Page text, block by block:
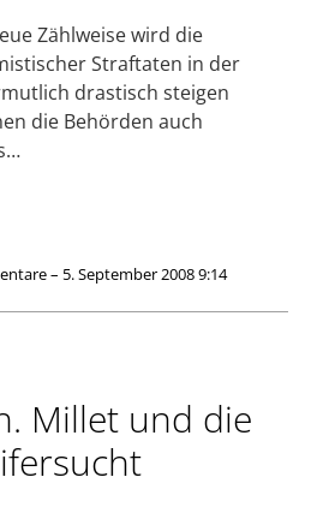
Zählweise wird die
Straftaten in der
drastisch steigen
die Behörden auch
– 5. September 2008 9:14
Millet und die